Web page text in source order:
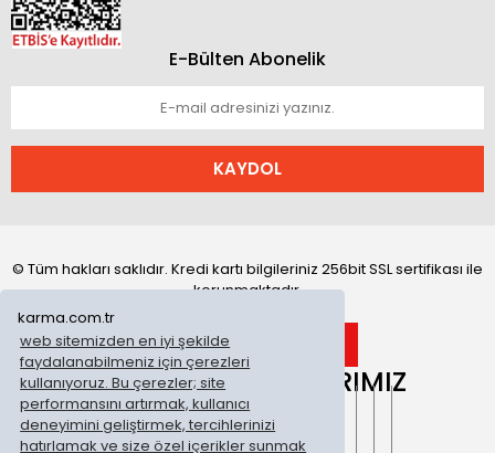
karma.com.tr
web sitemizden en iyi şekilde
faydalanabilmeniz için çerezleri
kullanıyoruz. Bu çerezler; site
performansını artırmak, kullanıcı
deneyimini geliştirmek, tercihlerinizi
hatırlamak ve size özel içerikler sunmak
E-Bülten Abonelik
KAYDOL
© Tüm hakları saklıdır. Kredi kartı bilgileriniz 256bit SSL sertifikası ile
korunmaktadır.
ONLİNE MAĞAZALARIMIZ